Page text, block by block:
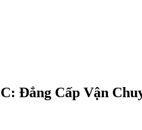
Đẳng Cấp Vận